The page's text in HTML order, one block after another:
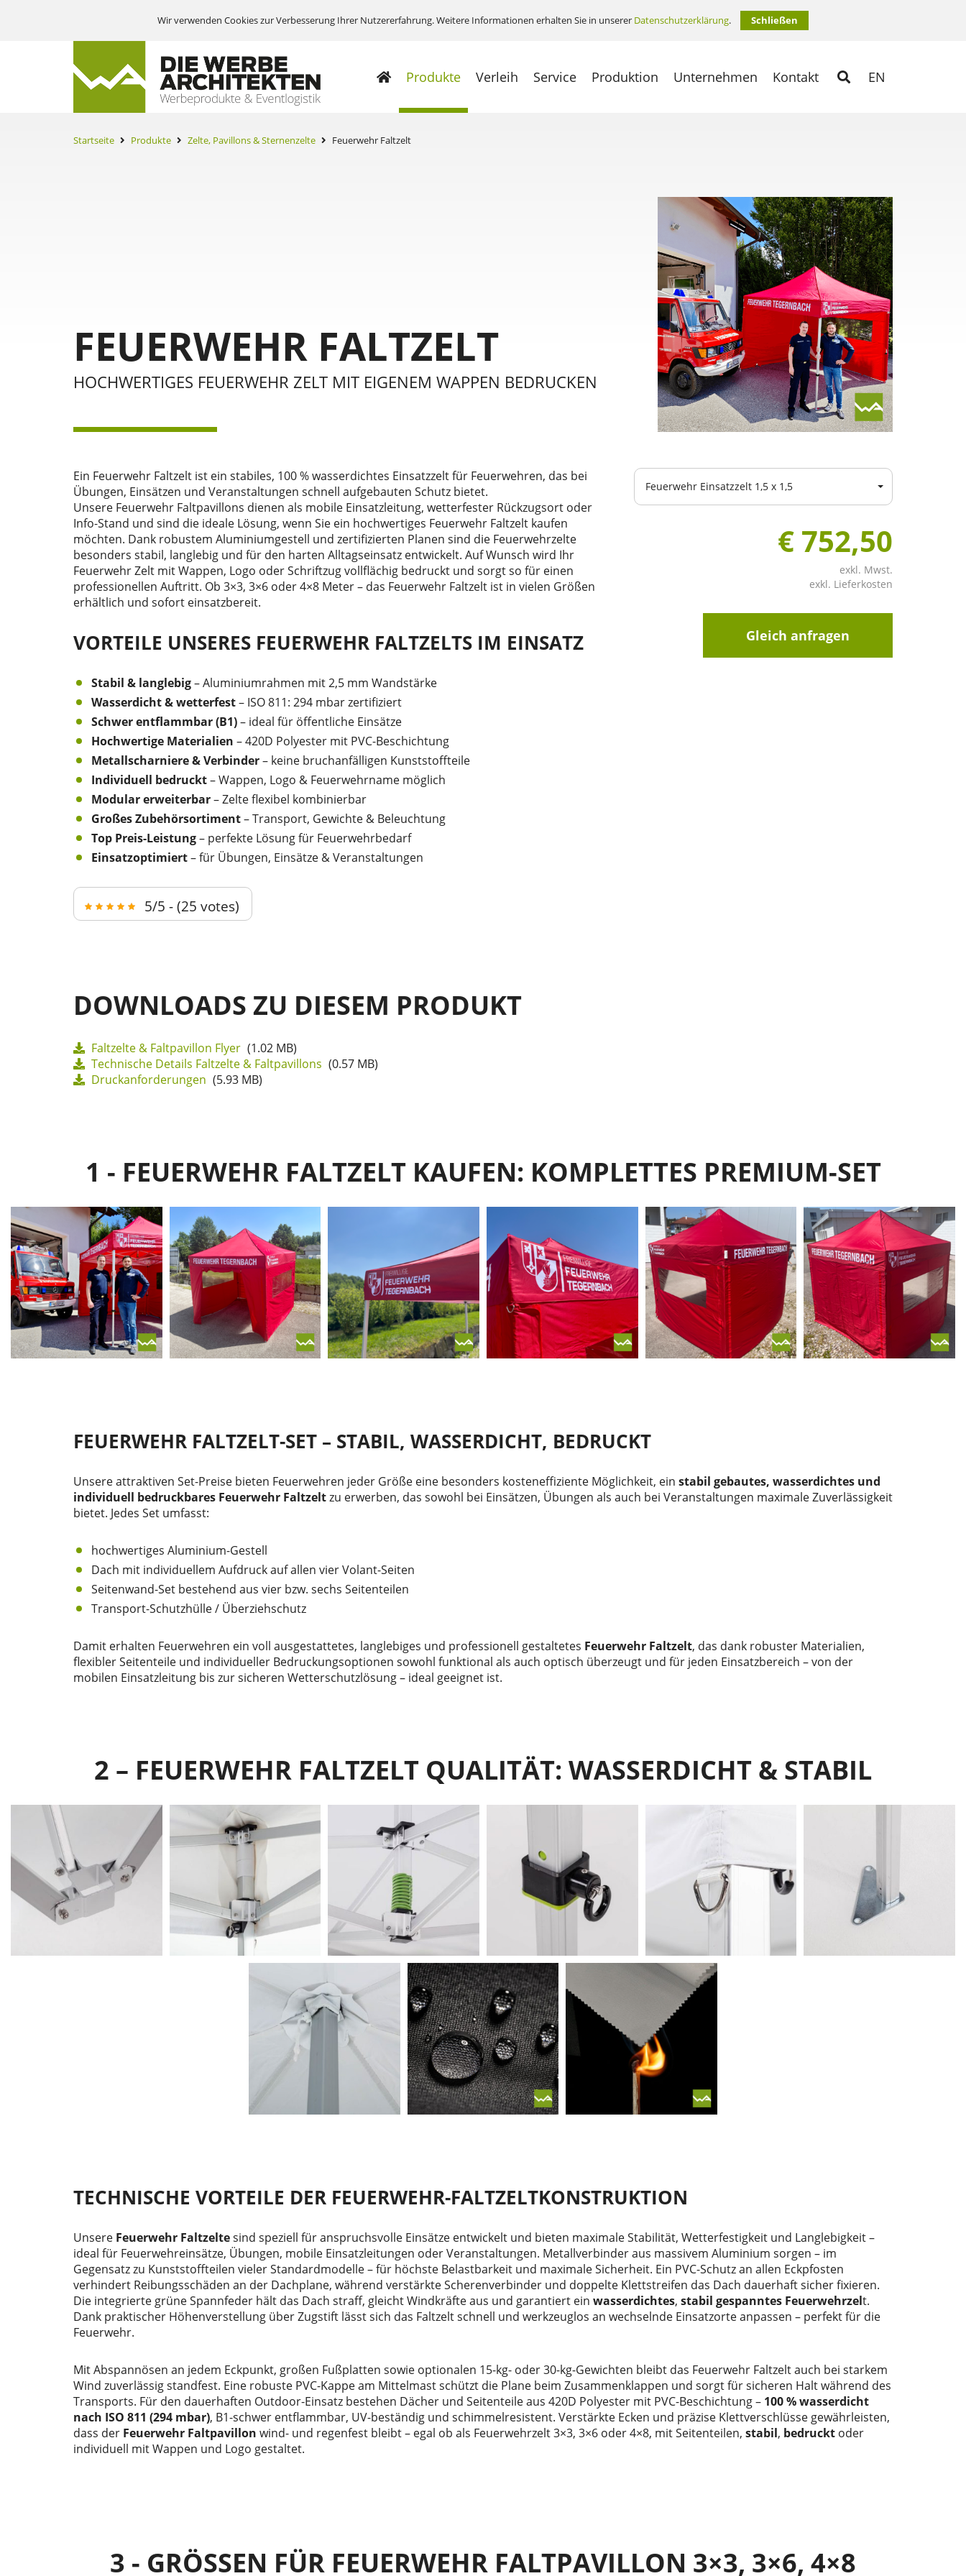
Wir verwenden Cookies zur Verbesserung Ihrer Nutzererfahrung. Weitere Informationen erhalten Sie in unserer Datenschutzerklärung. Schließen
Produkte Verleih Service Produktion Unternehmen Kontakt EN
Startseite Produkte Zelte, Pavillons & Sternenzelte Feuerwehr Faltzelt
FEUERWEHR FALTZELT
HOCHWERTIGES FEUERWEHR ZELT MIT EIGENEM WAPPEN BEDRUCKEN
Ein Feuerwehr Faltzelt ist ein stabiles, 100 % wasserdichtes Einsatzzelt für Feuerwehren, das bei
Übungen, Einsätzen und Veranstaltungen schnell aufgebauten Schutz bietet.
Unsere Feuerwehr Faltpavillons dienen als mobile Einsatzleitung, wetterfester Rückzugsort oder
Info-Stand und sind die ideale Lösung, wenn Sie ein hochwertiges Feuerwehr Faltzelt kaufen
möchten. Dank robustem Aluminiumgestell und zertifizierten Planen sind die Feuerwehrzelte
besonders stabil, langlebig und für den harten Alltagseinsatz entwickelt. Auf Wunsch wird Ihr
Feuerwehr Zelt mit Wappen, Logo oder Schriftzug vollflächig bedruckt und sorgt so für einen
professionellen Auftritt. Ob 3×3, 3×6 oder 4×8 Meter – das Feuerwehr Faltzelt ist in vielen Größen
erhältlich und sofort einsatzbereit.
VORTEILE UNSERES FEUERWEHR FALTZELTS IM EINSATZ
Stabil & langlebig– Aluminiumrahmen mit 2,5 mm Wandstärke
Wasserdicht & wetterfest– ISO 811: 294 mbar zertifiziert
Schwer entflammbar (B1)– ideal für öffentliche Einsätze
Hochwertige Materialien – 420D Polyester mit PVC-Beschichtung
Metallscharniere & Verbinder– keine bruchanfälligen Kunststoffteile
Individuell bedruckt– Wappen, Logo & Feuerwehrname möglich
Modular erweiterbar– Zelte flexibel kombinierbar
Großes Zubehörsortiment– Transport, Gewichte & Beleuchtung
Top Preis-Leistung– perfekte Lösung für Feuerwehrbedarf
Einsatzoptimiert– für Übungen, Einsätze & Veranstaltungen
5/5 - (25 votes)
Feuerwehr Einsatzzelt 1,5 x 1,5
€ 752,50
exkl. Mwst.
exkl. Lieferkosten
Gleich anfragen
DOWNLOADS ZU DIESEM PRODUKT
Faltzelte & Faltpavillon Flyer (1.02 MB)
Technische Details Faltzelte & Faltpavillons (0.57 MB)
Druckanforderungen (5.93 MB)
1 - FEUERWEHR FALTZELT KAUFEN: KOMPLETTES PREMIUM-SET
FEUERWEHR FALTZELT-SET – STABIL, WASSERDICHT, BEDRUCKT
Unsere attraktiven Set-Preise bieten Feuerwehren jeder Größe eine besonders kosteneffiziente Möglichkeit, ein stabil gebautes, wasserdichtes und
individuell bedruckbares Feuerwehr Faltzeltzu erwerben, das sowohl bei Einsätzen, Übungen als auch bei Veranstaltungen maximale Zuverlässigkeit
bietet. Jedes Set umfasst:
hochwertiges Aluminium-Gestell
Dach mit individuellem Aufdruck auf allen vier Volant-Seiten
Seitenwand-Set bestehend aus vier bzw. sechs Seitenteilen
Transport-Schutzhülle / Überziehschutz
Damit erhalten Feuerwehren ein voll ausgestattetes, langlebiges und professionell gestaltetes Feuerwehr Faltzelt, das dank robuster Materialien,
flexibler Seitenteile und individueller Bedruckungsoptionen sowohl funktional als auch optisch überzeugt und für jeden Einsatzbereich – von der
mobilen Einsatzleitung bis zur sicheren Wetterschutzlösung – ideal geeignet ist.
2 – FEUERWEHR FALTZELT QUALITÄT: WASSERDICHT & STABIL
TECHNISCHE VORTEILE DER FEUERWEHR-FALTZELTKONSTRUKTION
Unsere Feuerwehr Faltzeltesind speziell für anspruchsvolle Einsätze entwickelt und bieten maximale Stabilität, Wetterfestigkeit und Langlebigkeit –
ideal für Feuerwehreinsätze, Übungen, mobile Einsatzleitungen oder Veranstaltungen. Metallverbinder aus massivem Aluminium sorgen – im
Gegensatz zu Kunststoffteilen vieler Standardmodelle – für höchste Belastbarkeit und maximale Sicherheit. Ein PVC-Schutz an allen Eckpfosten
verhindert Reibungsschäden an der Dachplane, während verstärkte Scherenverbinder und doppelte Klettstreifen das Dach dauerhaft sicher fixieren.
Die integrierte grüne Spannfeder hält das Dach straff, gleicht Windkräfte aus und garantiert ein wasserdichtes, stabil gespanntes Feuerwehrzelt.
Dank praktischer Höhenverstellung über Zugstift lässt sich das Faltzelt schnell und werkzeuglos an wechselnde Einsatzorte anpassen – perfekt für die
Feuerwehr.
Mit Abspannösen an jedem Eckpunkt, großen Fußplatten sowie optionalen 15-kg- oder 30-kg-Gewichten bleibt das Feuerwehr Faltzelt auch bei starkem
Wind zuverlässig standfest. Eine robuste PVC-Kappe am Mittelmast schützt die Plane beim Zusammenklappen und sorgt für sicheren Halt während des
Transports. Für den dauerhaften Outdoor-Einsatz bestehen Dächer und Seitenteile aus 420D Polyester mit PVC-Beschichtung – 100 % wasserdicht
nach ISO 811 (294 mbar), B1-schwer entflammbar, UV-beständig und schimmelresistent. Verstärkte Ecken und präzise Klettverschlüsse gewährleisten,
dass der Feuerwehr Faltpavillon wind- und regenfest bleibt – egal ob als Feuerwehrzelt 3×3, 3×6 oder 4×8, mit Seitenteilen, stabil, bedruckt oder
individuell mit Wappen und Logo gestaltet.
3 - GRÖSSEN FÜR FEUERWEHR FALTPAVILLON 3×3, 3×6, 4×8